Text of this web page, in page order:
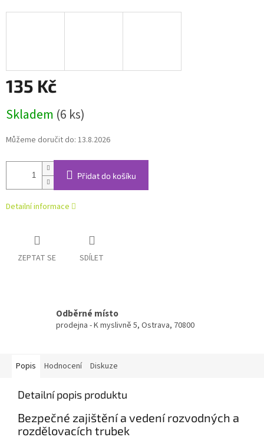
135 Kč
cena:
Skladem (6 ks)
Můžeme doručit do: 13.8.2026
Přidat do košíku
Detailní informace
ZEPTAT SE SDÍLET
Odběrné místo
prodejna - K myslivně 5, Ostrava, 70800
Popis Hodnocení Diskuze
Detailní popis produktu
Bezpečné zajištění a vedení rozvodných a
rozdělovacích trubek